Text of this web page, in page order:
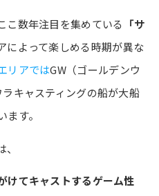
こ数年注目を集めている
「サ
によって楽しめる時期が異な
リアではGW（ゴールデンウ
キャスティングの船が大船
す。
てキャストするゲーム性